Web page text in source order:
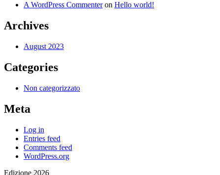
A WordPress Commenteron Hello world!
Archives
August 2023
Categories
Non categorizzato
Meta
Log in
Entries feed
Comments feed
WordPress.org
Edizione 2026